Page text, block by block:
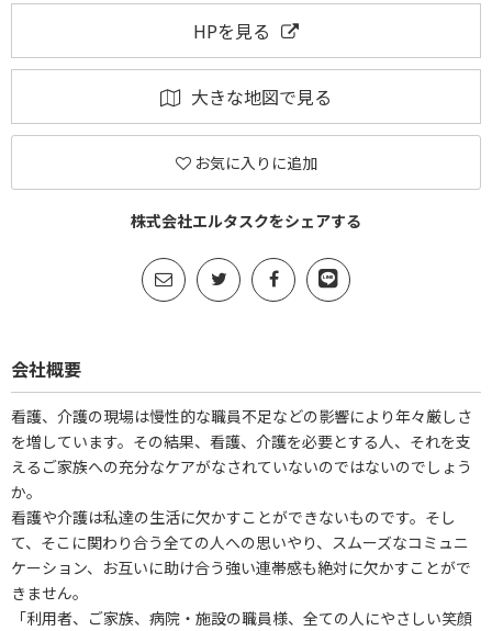
HPを見る
大きな地図で見る
お気に入りに追加
株式会社エルタスクをシェアする
会社概要
看護、介護の現場は慢性的な職員不足などの影響により年々厳しさ
を増しています。その結果、看護、介護を必要とする人、それを支
えるご家族への充分なケアがなされていないのではないのでしょう
か。
看護や介護は私達の生活に欠かすことができないものです。そし
て、そこに関わり合う全ての人への思いやり、スムーズなコミュニ
ケーション、お互いに助け合う強い連帯感も絶対に欠かすことがで
きません。
「利用者、ご家族、病院・施設の職員様、全ての人にやさしい笑顔